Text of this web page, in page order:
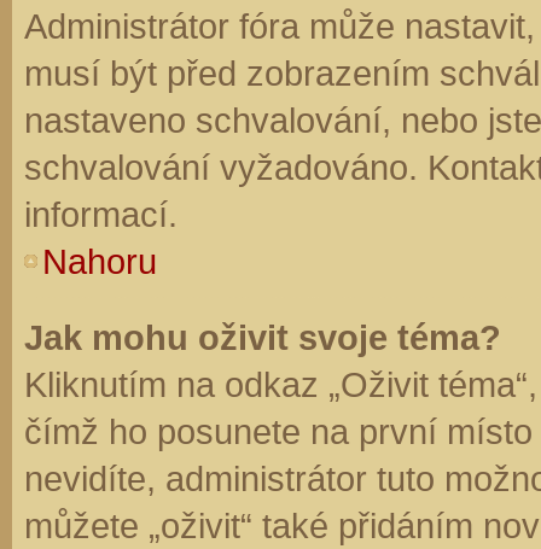
Administrátor fóra může
musí být před zobrazením
nastaveno schvalování, nebo
schvalování vyžadováno.
informací.
Nahoru
Jak mohu oživit svoje téma?
Kliknutím na odkaz „Oživit
čímž ho posunete na první
nevidíte, administrátor tuto
můžete „oživit“ také přidáním